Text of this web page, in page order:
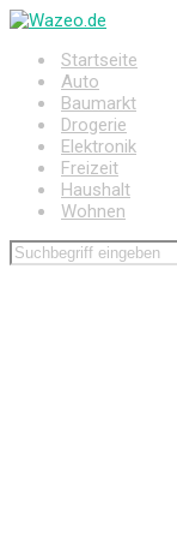
Zum
springenStartseite
Auto
Baumarkt
Drogerie
Elektronik
Freizeit
Haushalt
Wohnen